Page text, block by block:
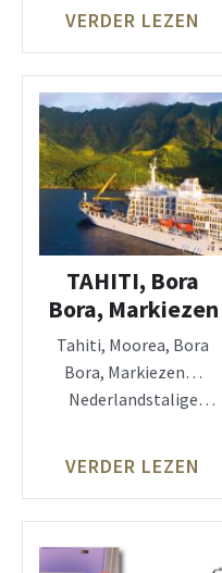
VERDER LEZEN
TAHITI, Bora
Bora, Markiezen
Tahiti, Moorea, Bora
Bora, Markiezen…
Nederlandstalige
VERDER LEZEN